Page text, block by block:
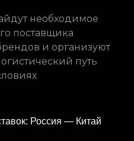
необходимое
поставщика
и организуют
путь
Россия — Китай